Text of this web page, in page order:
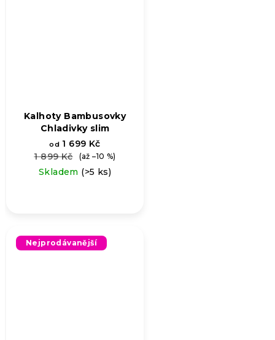
Kalhoty Bambusovky
Chladivky slim
od 1 699 Kč
1 899 Kč
(až –10 %)
Skladem (>5 ks)
Nejprodávanější